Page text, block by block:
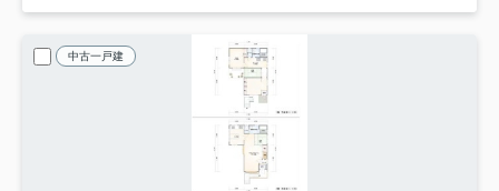
中古一戸建